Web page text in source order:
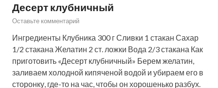
Десерт клубничный
Оставьте комментарий
Ингредиенты Клубника 300 г Сливки 1 стакан Сахар
1/2 стакана Желатин 2 ст. ложки Вода 2/3 стакана Как
приготовить «Десерт клубничный» Берем желатин,
заливаем холодной кипяченой водой и убираем его в
сторонку, где-то на час, чтобы он хорошенько разбух.